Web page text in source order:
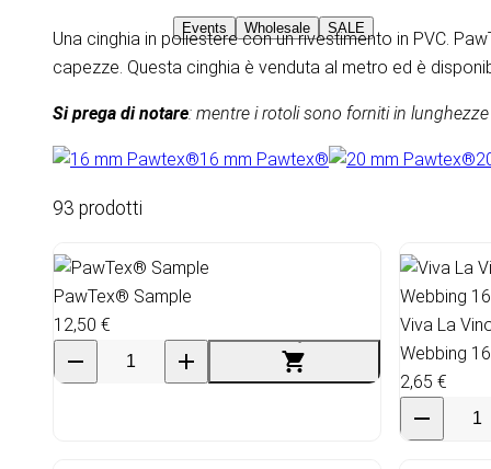
Events Wholesale SALE
Una cinghia in poliestere con un rivestimento in PVC.
capezze. Questa cinghia è venduta al metro ed è
Si prega di notare: mentre i rotoli sono forniti in
16 mm Pawtex®
93 prodotti
PawTex® Sample
12,50 €
Viva La
Webbing
2,65 €